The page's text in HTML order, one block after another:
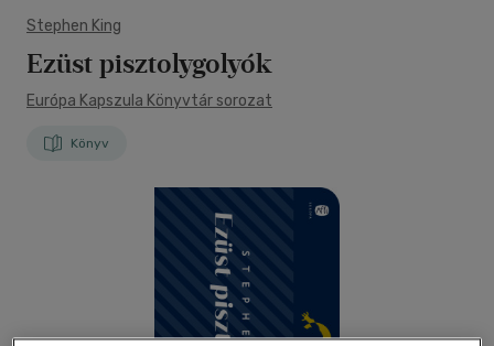
Stephen King
Ezüst pisztolygolyók
Európa Kapszula Könyvtár sorozat
Könyv